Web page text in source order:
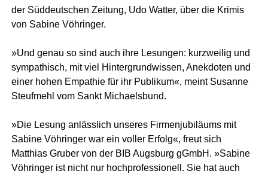
der Süddeutschen Zeitung, Udo Watter, über die Krimis
von Sabine Vöhringer.
»Und genau so sind auch ihre Lesungen: kurzweilig und
sympathisch, mit viel Hintergrundwissen, Anekdoten und
einer hohen Empathie für ihr Publikum«, meint Susanne
Steufmehl vom Sankt Michaelsbund.
»Die Lesung anlässlich unseres Firmenjubiläums mit
Sabine Vöhringer war ein voller Erfolg«, freut sich
Matthias Gruber von der BIB Augsburg gGmbH. »Sabine
Vöhringer ist nicht nur hochprofessionell. Sie hat auch